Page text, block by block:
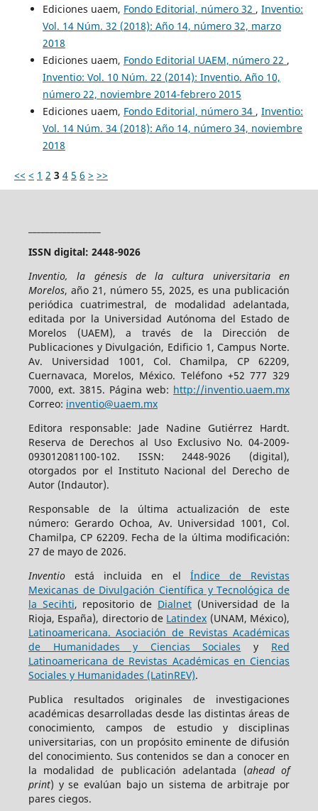
Ediciones uaem, Fondo Editorial, número 32 , Inventio:
Vol. 14 Núm. 32 (2018): Año 14, número 32, marzo
2018
Ediciones uaem, Fondo Editorial UAEM, número 22 ,
Inventio: Vol. 10 Núm. 22 (2014): Inventio. Año 10,
número 22, noviembre 2014-febrero 2015
Ediciones uaem, Fondo Editorial, número 34 , Inventio:
Vol. 14 Núm. 34 (2018): Año 14, número 34, noviembre
2018
<< < 1 2 3 4 5 6 > >>
ISSN digital: 2448-9026
Inventio, la génesis de la cultura universitaria en
Morelos, año 21, número 55, 2025, es una publicación
periódica cuatrimestral, de modalidad adelantada,
editada por la Universidad Autónoma del Estado de
Morelos (UAEM), a través de la Dirección de
Publicaciones y Divulgación, Edificio 1, Campus Norte.
Av. Universidad 1001, Col. Chamilpa, CP 62209,
Cuernavaca, Morelos, México. Teléfono +52 777 329
7000, ext. 3815. Página web: http://inventio.uaem.mx
Correo: inventio@uaem.mx
Editora responsable: Jade Nadine Gutiérrez Hardt.
Reserva de Derechos al Uso Exclusivo No. 04-2009-
093012081100-102. ISSN: 2448-9026 (digital),
otorgados por el Instituto Nacional del Derecho de
Autor (Indautor).
Responsable de la última actualización de este
número: Gerardo Ochoa, Av. Universidad 1001, Col.
Chamilpa, CP 62209. Fecha de la última modificación:
27 de mayo de 2026.
Inventioestá incluida en elÍndice de Revistas
Mexicanas de Divulgación Científica y Tecnológica de
la Secihti, repositorio de Dialnet(Universidad de la
Rioja, España), directorio de Latindex (UNAM, México),
Latinoamericana. Asociación de Revistas Académicas
de Humanidades y Ciencias Sociales y Red
Latinoamericana de Revistas Académicas en Ciencias
Sociales y Humanidades (LatinREV).
Publica resultados originales de investigaciones
académicas desarrolladas desde las distintas áreas de
conocimiento, campos de estudio y disciplinas
universitarias, con un propósito eminente de difusión
del conocimiento. Sus contenidos se dan a conocer en
la modalidad de publicación adelantada (ahead of
print) y se evalúan bajo un sistema de arbitraje por
pares ciegos.